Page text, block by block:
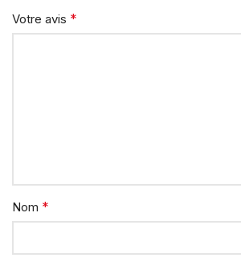
Votre avis *
Nom *